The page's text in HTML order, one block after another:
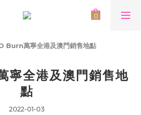
Burn萬寧全港及澳門銷售地點
全港及澳門銷售地
點
2022-01-03